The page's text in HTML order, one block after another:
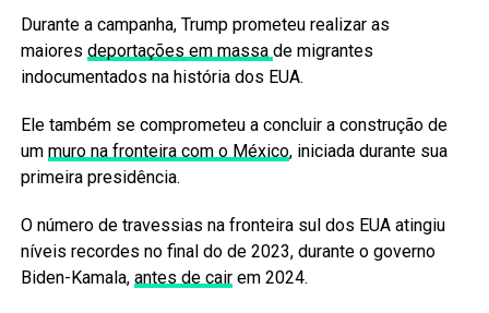
Durante a campanha, Trump prometeu realizar as
maiores deportações em massa de migrantes
indocumentados na história dos EUA.
Ele também se comprometeu a concluir a construção de
um muro na fronteira com o México, iniciada durante sua
primeira presidência.
O número de travessias na fronteira sul dos EUA atingiu
níveis recordes no final do de 2023, durante o governo
Biden-Kamala, antes de cairem 2024.